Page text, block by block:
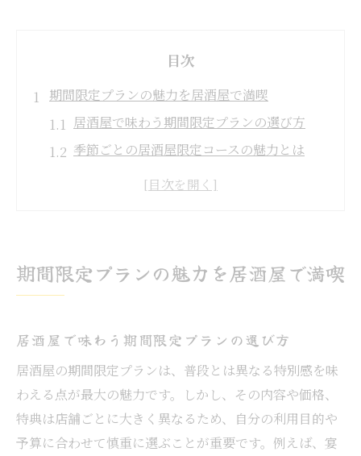
目次
期間限定プランの魅力を居酒屋で満喫
居酒屋で味わう期間限定プランの選び方
季節ごとの居酒屋限定コースの魅力とは
居酒屋でお得に楽しむ期間限定イベント情
今だけのお得情報を居酒屋選びに活用
法
お得な居酒屋選びで期間限定サービスを満
喫
居酒屋の今だけ特典を活用するポイント
期間限定の居酒屋クーポン利用術とは
期間限定プランの魅力を居酒屋で満喫
居酒屋で味わう期間限定プランの選び方
居酒屋の期間限定プランは、普段とは異なる特別感を味
わえる点が最大の魅力です。しかし、その内容や価格、
特典は店舗ごとに大きく異なるため、自分の利用目的や
予算に合わせて慎重に選ぶことが重要です。例えば、宴